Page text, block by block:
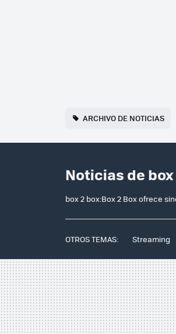
ARCHIVO DE NOTICIAS
Noticias de
box 2 box:Box 2 Box ofrece
OTROS TEMAS: Streaming